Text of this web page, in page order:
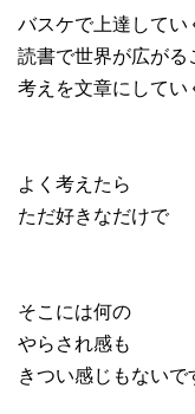
バスケで上達してい
読書で世界が広がる
考えを文章にしてい
よく考えたら
ただ好きなだけで
そこには何の
やらされ感も
きつい感じもないで